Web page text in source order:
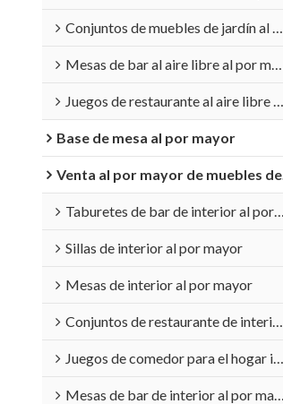
Conjuntos de muebles de jardín al por mayor
Mesas de bar al aire libre al por mayor
Juegos de restaurante al aire libre al por mayor
Base de mesa al por mayor
Venta al por mayor de muebles de interior
Taburetes de bar de interior al por mayor
Sillas de interior al por mayor
Mesas de interior al por mayor
Conjuntos de restaurante de interior al por mayor
Juegos de comedor para el hogar interior al por mayor
Mesas de bar de interior al por mayor